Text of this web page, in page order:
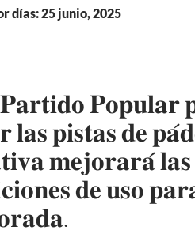
días: 25 junio, 2025
𝐏𝐨𝐩𝐮𝐥𝐚𝐫
𝐥𝐚𝐬 𝐩𝐢𝐬𝐭𝐚𝐬 𝐝𝐞
𝐦𝐞𝐣𝐨𝐫𝐚𝐫𝐚́ 𝐥𝐚𝐬
𝐝𝐞 𝐮𝐬𝐨